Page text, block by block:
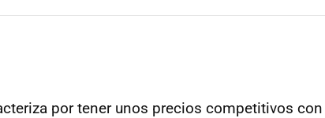
por tener unos precios competitivos